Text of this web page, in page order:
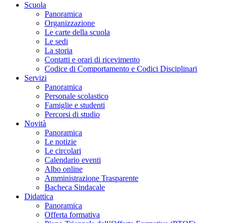
Scuola
Panoramica
Organizzazione
Le carte della scuola
Le sedi
La storia
Contatti e orari di ricevimento
Codice di Comportamento e Codici Disciplinari
Servizi
Panoramica
Personale scolastico
Famiglie e studenti
Percorsi di studio
Novità
Panoramica
Le notizie
Le circolari
Calendario eventi
Albo online
Amministrazione Trasparente
Bacheca Sindacale
Didattica
Panoramica
Offerta formativa